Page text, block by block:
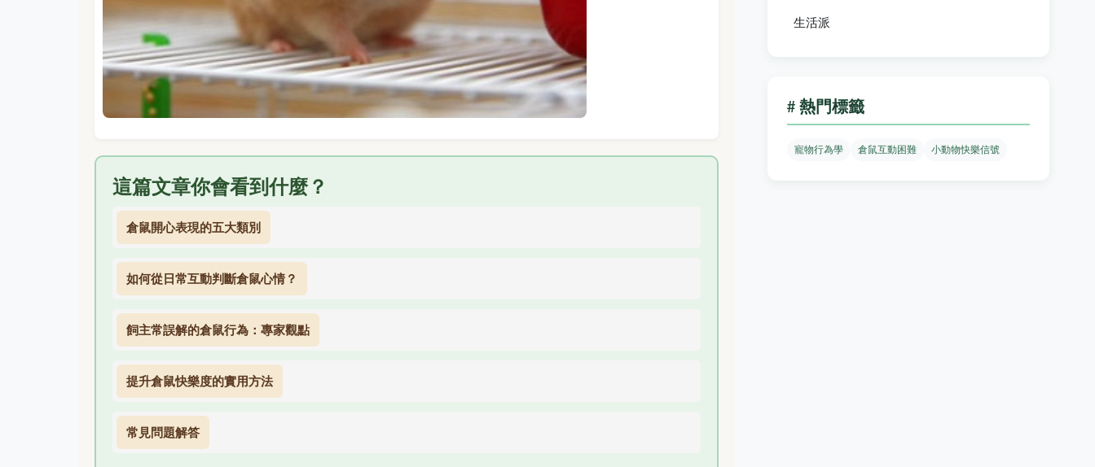
這篇文章你會看到什麼？
倉鼠開心表現的五大類別
如何從日常互動判斷倉鼠心情？
飼主常誤解的倉鼠行為：專家觀點
提升倉鼠快樂度的實用方法
常見問題解答
生活派
# 熱門標籤
寵物行為學 倉鼠互動困難 小動物快樂信號